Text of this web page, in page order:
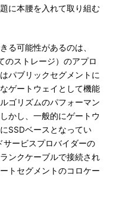
に本腰を入れて取り組む
る可能性があるのは、
のストレージ）のアプロ
パブリックセグメントに
ゲートウェイとして機能
ゴリズムのパフォーマン
かし、一般的にゲートウ
SSDベースとなってい
サービスプロバイダーの
ンクケーブルで接続され
トセグメントのコロケー